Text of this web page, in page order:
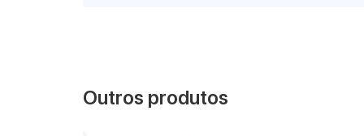
Outros produtos